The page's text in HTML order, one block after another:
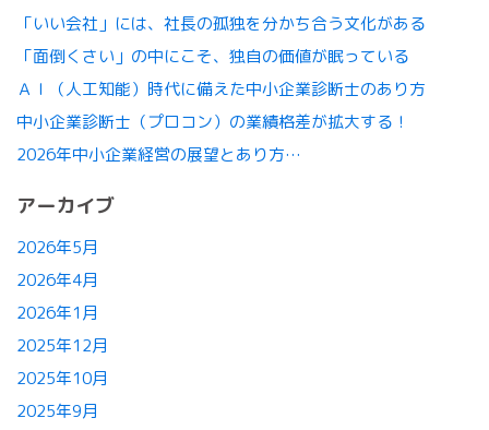
「いい会社」には、社長の孤独を分かち合う文化がある
「面倒くさい」の中にこそ、独自の価値が眠っている
ＡＩ（人工知能）時代に備えた中小企業診断士のあり方
中小企業診断士（プロコン）の業績格差が拡大する！
2026年中小企業経営の展望とあり方…
アーカイブ
2026年5月
2026年4月
2026年1月
2025年12月
2025年10月
2025年9月